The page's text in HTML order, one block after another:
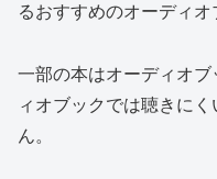
るおすすめのオーディオ
一部の本はオーディオ
ィオブックでは聴きに
ん。